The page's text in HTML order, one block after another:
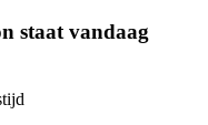
staat vandaag